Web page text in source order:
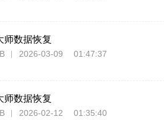
师数据恢复
2026-03-09 01:47:37
师数据恢复
2026-02-12 01:35:40